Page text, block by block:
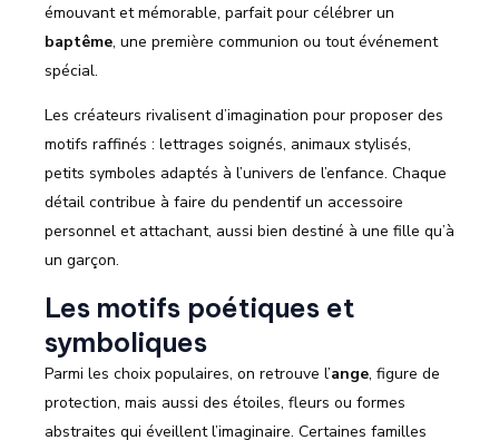
émouvant et mémorable, parfait pour célébrer un
baptême, une première communion ou tout événement
spécial.
Les créateurs rivalisent d’imagination pour proposer des
motifs raffinés : lettrages soignés, animaux stylisés,
petits symboles adaptés à l’univers de l’enfance. Chaque
détail contribue à faire du pendentif un accessoire
personnel et attachant, aussi bien destiné à une fille qu’à
un garçon.
Les motifs poétiques et
symboliques
Parmi les choix populaires, on retrouve l’ange, figure de
protection, mais aussi des étoiles, fleurs ou formes
abstraites qui éveillent l’imaginaire. Certaines familles